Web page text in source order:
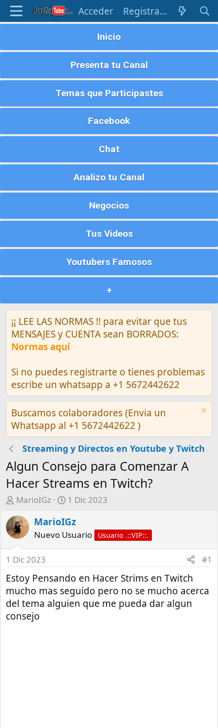
Acceder Registrarse
Inicio
Presenta tu Canal
Temas que Participastes
Facebook
Chat
Analizo tu Canal
Negocios
Tus Videos
Youtubers Famosos
+
¡¡ LEE LAS NORMAS !! para evitar que tus
MENSAJES y CUENTA sean BORRADOS:
Normas aquí
Si no puedes registrarte o tienes problemas
escribe un whatsapp a +1 5672442622
Buscamos colaboradores (Envia un
Whatsapp al +1 5672442622 )
Streaming y Directos en Youtube y Twitch
Algun Consejo para Comenzar A
Hacer Streams en Twitch?
A
t
o
r
MarioIGz
F
c
h
e
i
n
i
1 Dic 2023
MarioIGz
Nuevo Usuario Usuario .::VIP::.
1 Dic 2023 #1
Estoy Pensando en Hacer Strims en Twitch
mucho mas seguido pero no se mucho acerca
del tema alguien que me pueda dar algun
consejo